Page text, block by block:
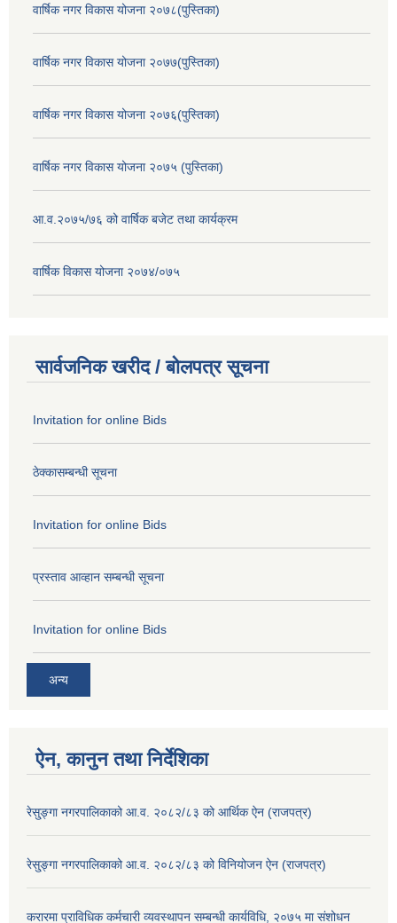
वार्षिक नगर विकास योजना २०७८(पुस्तिका)
वार्षिक नगर विकास योजना २०७७(पुस्तिका)
वार्षिक नगर विकास योजना २०७६(पुस्तिका)
वार्षिक नगर विकास योजना २०७५ (पुस्तिका)
आ.व.२०७५/७६ को वार्षिक बजेट तथा कार्यक्रम
वार्षिक विकास योजना २०७४/०७५
सार्वजनिक खरीद / बोलपत्र सूचना
Invitation for online Bids
ठेक्कासम्बन्धी सूचना
Invitation for online Bids
प्रस्ताव आव्हान सम्बन्धी सूचना
Invitation for online Bids
अन्य
ऐन, कानुन तथा निर्देशिका
रेसु्ङ्गा नगरपालिकाको आ.व. २०८२/८३ को आर्थिक ऐन (राजपत्र)
रेसु्ङ्गा नगरपालिकाको आ.व. २०८२/८३ को विनियोजन ऐन (राजपत्र)
करारमा प्राविधिक कर्मचारी व्यवस्थापन सम्बन्धी कार्यविधि, २०७५ मा संशोधन